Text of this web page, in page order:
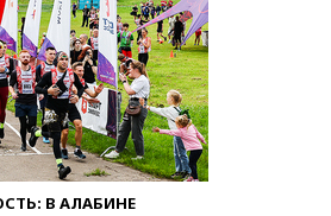
В АЛАБИНЕ